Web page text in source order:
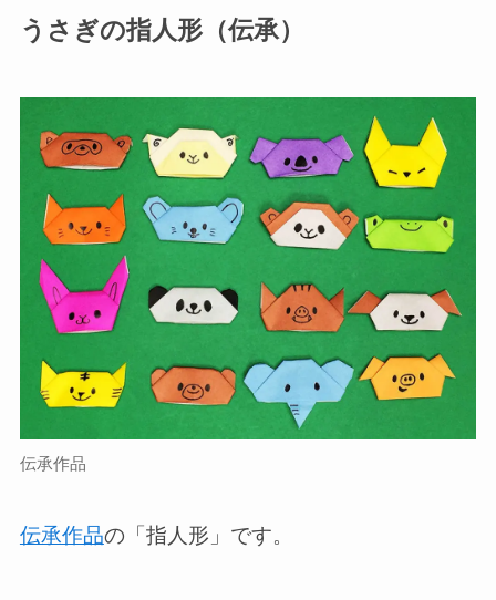
うさぎの指人形（伝承）
伝承作品
伝承作品の「指人形」です。